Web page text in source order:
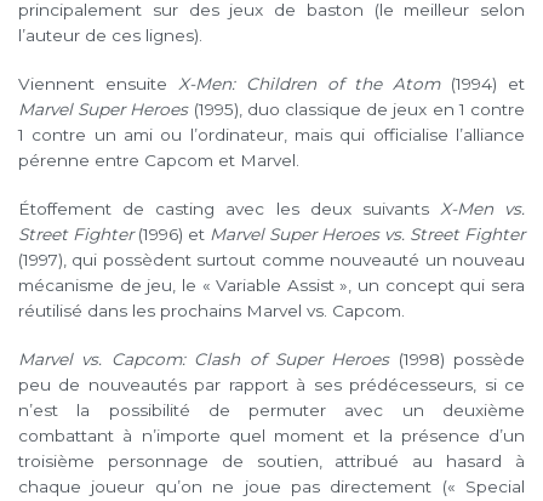
principalement sur des jeux de baston (le meilleur selon
l’auteur de ces lignes).
Viennent ensuite X-Men: Children of the Atom(1994) et
Marvel Super Heroes(1995), duo classique de jeux en 1 contre
1 contre un ami ou l’ordinateur, mais qui officialise l’alliance
pérenne entre Capcom et Marvel.
Étoffement de casting avec les deux suivants X-Men vs.
Street Fighter(1996) et Marvel Super Heroes vs. Street Fighter
(1997), qui possèdent surtout comme nouveauté un nouveau
mécanisme de jeu, le « Variable Assist », un concept qui sera
réutilisé dans les prochains Marvel vs. Capcom.
Marvel vs. Capcom: Clash of Super Heroes(1998) possède
peu de nouveautés par rapport à ses prédécesseurs, si ce
n’est la possibilité de permuter avec un deuxième
combattant à n’importe quel moment et la présence d’un
troisième personnage de soutien, attribué au hasard à
chaque joueur qu’on ne joue pas directement (« Special